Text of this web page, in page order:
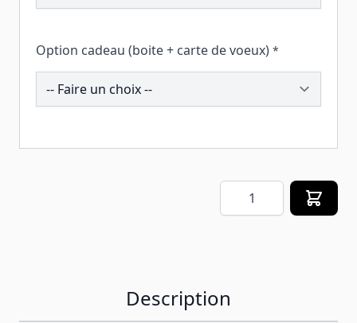
Option cadeau (boite + carte de voeux) *
257676
Quantité
Description